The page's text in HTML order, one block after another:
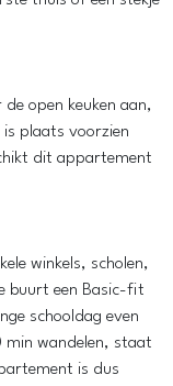
open keuken aan,
is plaats voorzien
dit appartement
winkels, scholen,
buurt een Basic-fit
schooldag even
min wandelen, staat
is dus